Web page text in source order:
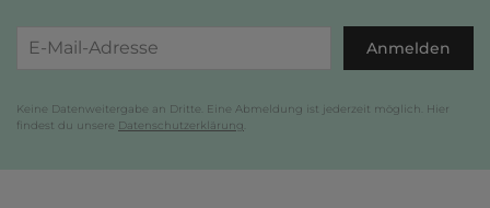
Anmelden
Keine Datenweitergabe an Dritte. Eine Abmeldung ist jederzeit möglich. Hier
findest du unsere Datenschutzerklärung